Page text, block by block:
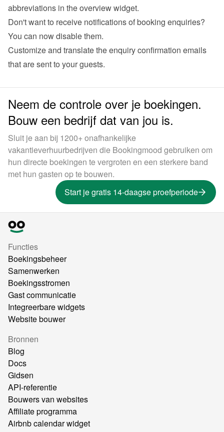
abbreviations in the overview widget.
Don't want to receive notifications of booking enquiries?
You can now disable them.
Customize and translate the enquiry confirmation emails
that are sent to your guests.
Neem de controle over je boekingen.
Bouw een bedrijf dat van jou is.
Sluit je aan bij 1200+ onafhankelijke
vakantieverhuurbedrijven die Bookingmood gebruiken om
hun directe boekingen te vergroten en een sterkere band
met hun gasten op te bouwen.
Start je gratis 14-daagse proefperiode
Functies
Boekingsbeheer
Samenwerken
Boekingsstromen
Gast communicatie
Integreerbare widgets
Website bouwer
Bronnen
Blog
Docs
Gidsen
API-referentie
Bouwers van websites
Affiliate programma
Airbnb calendar widget